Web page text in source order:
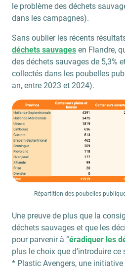
le problème des déchets
dans les campagnes).
Sans oublier les récents
déchets sauvages en Flandre,
des déchets sauvages de 5,3%
collectés dans les poubelles
an, entre 2023 et 2024).
Répartition des poubelles
Une preuve de plus que la
déchets sauvages et que les
pour parvenir à “éradiquer les
plus le choix que d’introduire ce
* Plastic Avengers, une